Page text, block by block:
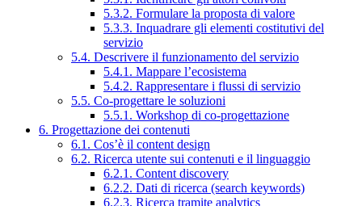
5.3.2. Formulare la proposta di valore
5.3.3. Inquadrare gli elementi costitutivi del
servizio
5.4. Descrivere il funzionamento del servizio
5.4.1. Mappare l’ecosistema
5.4.2. Rappresentare i flussi di servizio
5.5. Co-progettare le soluzioni
5.5.1. Workshop di co-progettazione
6. Progettazione dei contenuti
6.1. Cos’è il content design
6.2. Ricerca utente sui contenuti e il linguaggio
6.2.1. Content discovery
6.2.2. Dati di ricerca (search keywords)
6.2.3. Ricerca tramite analytics